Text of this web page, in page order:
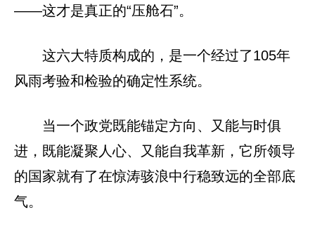
——这才是真正的“压舱石”。
这六大特质构成的，是一个经过了105年
风雨考验和检验的确定性系统。
当一个政党既能锚定方向、又能与时俱
进，既能凝聚人心、又能自我革新，它所领导
的国家就有了在惊涛骇浪中行稳致远的全部底
气。